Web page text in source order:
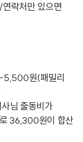
락처만 있으면
5,500원(패밀리
님 출동비가
36,300원이 합산